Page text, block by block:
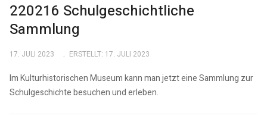
220216 Schulgeschichtliche
Sammlung
17. JULI 2023 ERSTELLT: 17. JULI 2023
Im Kulturhistorischen Museum kann man jetzt eine Sammlung zur
Schulgeschichte besuchen und erleben.